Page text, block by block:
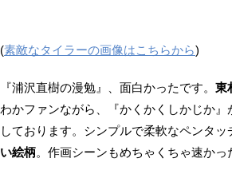
(素敵なタイラーの画像はこちらから)
『浦沢直樹の漫勉』、面白かったです。 東
わかファンながら、『かくかくしかじか
しております。シンプルで柔軟なペンタ
い絵柄。作画シーンもめちゃくちゃ速かっ